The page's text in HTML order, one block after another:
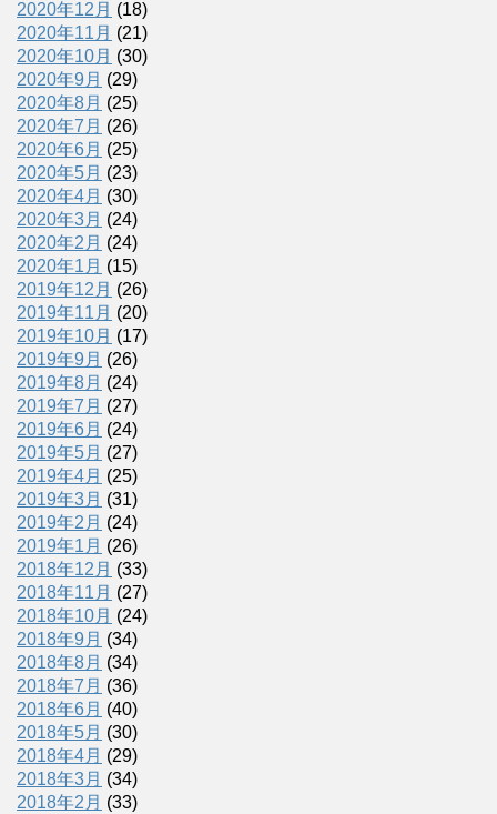
2020年12月 (18)
2020年11月 (21)
2020年10月 (30)
2020年9月 (29)
2020年8月 (25)
2020年7月 (26)
2020年6月 (25)
2020年5月 (23)
2020年4月 (30)
2020年3月 (24)
2020年2月 (24)
2020年1月 (15)
2019年12月 (26)
2019年11月 (20)
2019年10月 (17)
2019年9月 (26)
2019年8月 (24)
2019年7月 (27)
2019年6月 (24)
2019年5月 (27)
2019年4月 (25)
2019年3月 (31)
2019年2月 (24)
2019年1月 (26)
2018年12月 (33)
2018年11月 (27)
2018年10月 (24)
2018年9月 (34)
2018年8月 (34)
2018年7月 (36)
2018年6月 (40)
2018年5月 (30)
2018年4月 (29)
2018年3月 (34)
2018年2月 (33)